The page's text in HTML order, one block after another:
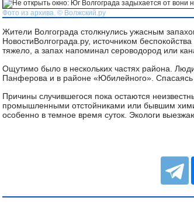
Фото из архива. © Волжский.ру
Жители Волгограда столкнулись ужасным
НовостиВолгограда.ру, источником
тяжело, а запах напоминал сероводород или
Ощутимо было в нескольких частях района.
Панферова и в районе «Юбилейного».
Причины случившегося пока остаются
промышленными отстойниками или бывшим
особенно в темное время суток. Экологи